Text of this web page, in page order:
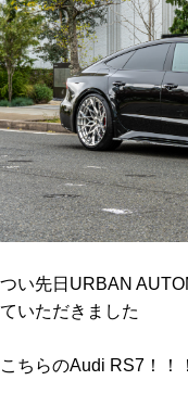
つい先日URBAN
ていただきました
こちらのAudi RS7！！！